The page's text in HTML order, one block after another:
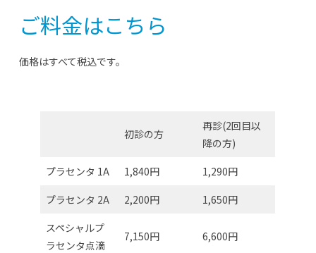
ご料金はこちら
価格はすべて税込です。
初診の方
再診(2回目以
降の方)
プラセンタ 1A
1,840円
1,290円
プラセンタ 2A
2,200円
1,650円
スペシャルプ
ラセンタ点滴
7,150円 6,600円